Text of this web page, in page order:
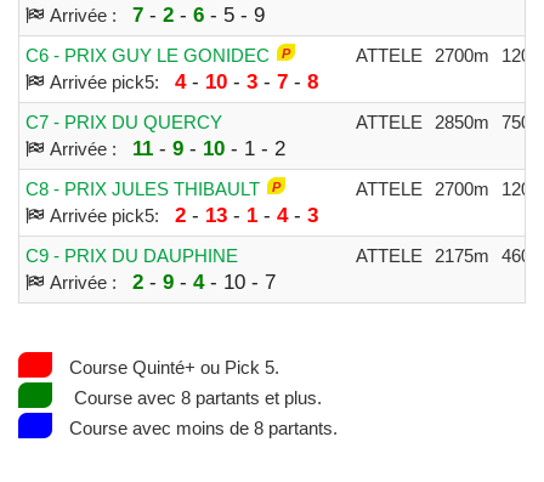
Arrivée :
7- 2- 6- 5 - 9
C6 - PRIX GUY LE GONIDEC
Arrivée pick5:
4- 10- 3- 7- 8
ATTELE 2700m
C7 - PRIX DU QUERCY
Arrivée :
11 - 9- 10- 1 - 2
ATTELE 2850m
C8 - PRIX JULES THIBAULT
Arrivée pick5:
2- 13- 1 - 4- 3
ATTELE 2700m
C9 - PRIX DU DAUPHINE
Arrivée :
2- 9- 4- 10 - 7
ATTELE 2175m
Course Quinté+ ou Pick 5.
Course avec 8 partants et plus.
Course avec moins de 8 partants.